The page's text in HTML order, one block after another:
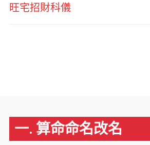
旺宅招財科儀
一. 算命命名改名